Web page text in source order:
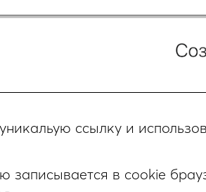
ссылку и
записывается в cookie